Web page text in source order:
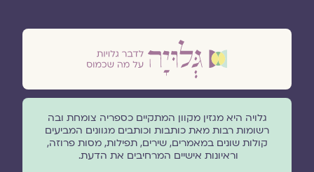
גלויה היא מגזין מקוון המתקיים כספריה צומחת ובה
רשומות רבות מאת כותבות וכותבים מגוונים המביעים
קולות שונים במאמרים, שירים, תפילות, מסות פרוזה,
וראיונות אישיים המרחיבים את הדעת.